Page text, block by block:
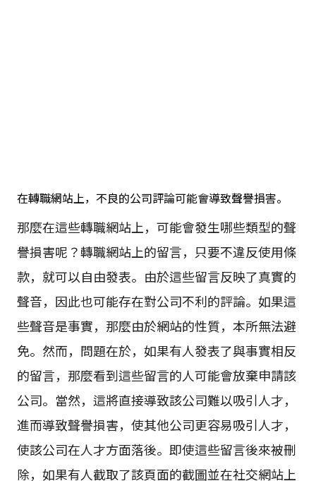
在轉職網站上，不良的公司評論可能會導致聲譽損害。
那麼在這些轉職網站上，可能會發生哪些類型的聲
譽損害呢？轉職網站上的留言，只要不違反使用條
款，就可以自由發表。由於這些留言反映了真實的
聲音，因此也可能存在對公司不利的評論。如果這
些聲音是事實，那麼由於網站的性質，本所無法避
免。然而，問題在於，如果有人發表了與事實相反
的留言，那麼看到這些留言的人可能會放棄申請該
公司。當然，這將直接導致該公司難以吸引人才，
進而導致聲譽損害，使其他公司更容易吸引人才，
使該公司在人才方面落後。即使這些留言後來被刪
除，如果有人截取了該頁面的截圖並在社交網站上